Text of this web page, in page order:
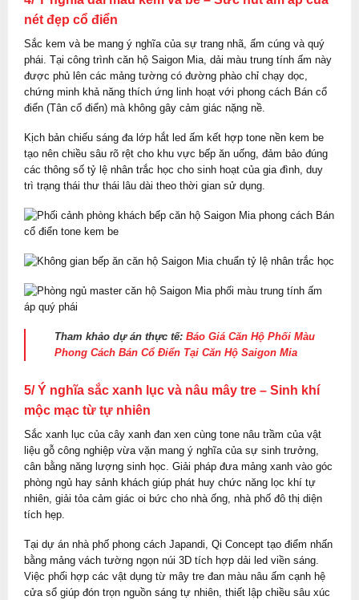
nét đẹp cổ điển
Sắc kem và be mang ý nghĩa của sự trang nhã, ấm cúng và quý
phái. Tại công trình căn hộ Saigon Mia, dải màu trung tính ấm này
được phủ lên các mảng tường có đường phào chỉ chạy dọc,
chứng minh khả năng thích ứng linh hoạt với phong cách Bán cổ
điển (Tân cổ điển) mà không gây cảm giác nặng nề.
Kịch bản chiếu sáng đa lớp hắt led ấm kết hợp tone nền kem be
tạo nên chiều sâu rõ rệt cho khu vực bếp ăn uống, đảm bảo đúng
các thông số tỷ lệ nhân trắc học cho sinh hoạt của gia đình, duy
trì trạng thái thư thái lâu dài theo thời gian sử dụng.
Tham khảo dự án thực tế: Báo Giá Căn Hộ Phối Màu
Phong Cách Bán Cổ Điển Tại Căn Hộ Saigon Mia
5/ Ý nghĩa sắc xanh lục và nâu mây tre – Sinh khí
mộc mạc từ tự nhiên
Sắc xanh lục của cây xanh đan xen cùng tone nâu trầm của vật
liệu gỗ công nghiệp vừa vặn mang ý nghĩa của sự sinh trưởng,
cân bằng năng lượng sinh học. Giải pháp đưa mảng xanh vào góc
phòng ngủ hay sảnh khách giúp phát huy chức năng lọc khí tự
nhiên, giải tỏa cảm giác oi bức cho nhà ống, nhà phố đô thị diện
tích hẹp.
Tại dự án nhà phố phong cách Japandi, Qi Concept tạo điểm nhấn
bằng mảng vách tường ngọn núi 3D tích hợp dải led viền sáng.
Việc phối hợp các vật dụng từ mây tre đan màu nâu ấm cạnh hệ
cửa sổ giúp đón trọn nguồn sáng tự nhiên, thiết lập chiều sâu xúc